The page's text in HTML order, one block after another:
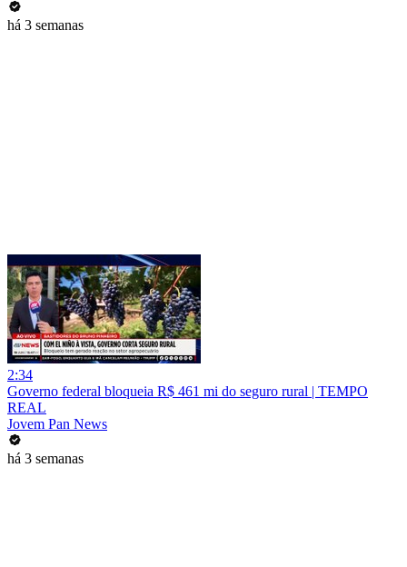
há 3 semanas
2:34
Governo federal bloqueia R$ 461 mi do seguro rural | TEMPO
REAL
Jovem Pan News
há 3 semanas